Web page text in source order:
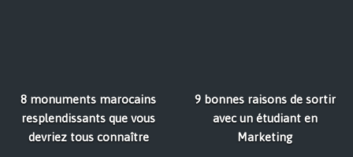
8 monuments marocains
resplendissants que vous
devriez tous connaître
9 bonnes raisons de sortir
avec un étudiant en
Marketing